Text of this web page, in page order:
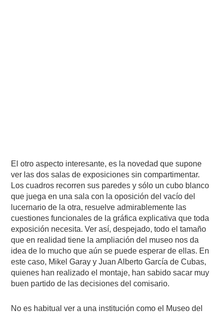
El otro aspecto interesante, es la novedad que supone
ver las dos salas de exposiciones sin compartimentar.
Los cuadros recorren sus paredes y sólo un cubo blanco
que juega en una sala con la oposición del vacío del
lucernario de la otra, resuelve admirablemente las
cuestiones funcionales de la gráfica explicativa que toda
exposición necesita. Ver así, despejado, todo el tamaño
que en realidad tiene la ampliación del museo nos da
idea de lo mucho que aún se puede esperar de ellas. En
este caso, Mikel Garay y Juan Alberto García de Cubas,
quienes han realizado el montaje, han sabido sacar muy
buen partido de las decisiones del comisario.
No es habitual ver a una institución como el Museo del